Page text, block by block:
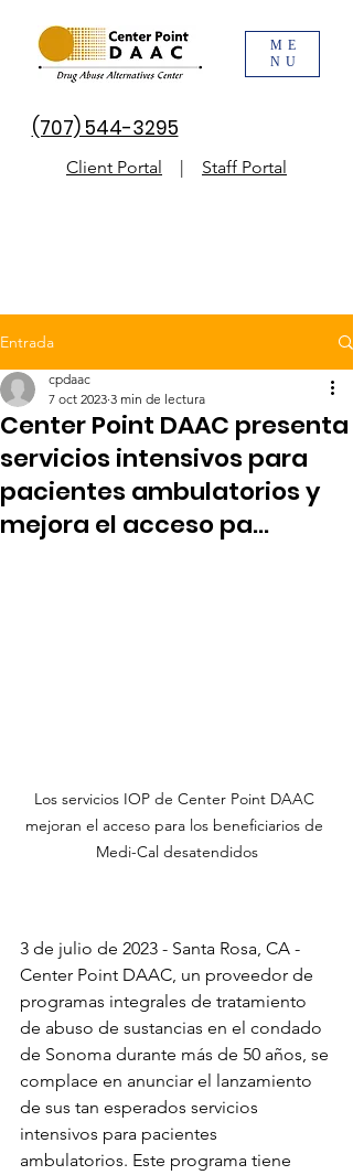
ME
NU
(707) 544-3295
Client Portal | Staff Portal
Entrada
Center Point DAAC presenta
servicios intensivos para
pacientes ambulatorios y
mejora el acceso pa...
cpdaac
7 oct 2023 3 min de lectura
Los servicios IOP de Center Point DAAC
mejoran el acceso para los beneficiarios de
Medi-Cal desatendidos
3 de julio de 2023 - Santa Rosa, CA -
Center Point DAAC, un proveedor de
programas integrales de tratamiento
de abuso de sustancias en el condado
de Sonoma durante más de 50 años, se
complace en anunciar el lanzamiento
de sus tan esperados servicios
intensivos para pacientes
ambulatorios. Este programa tiene